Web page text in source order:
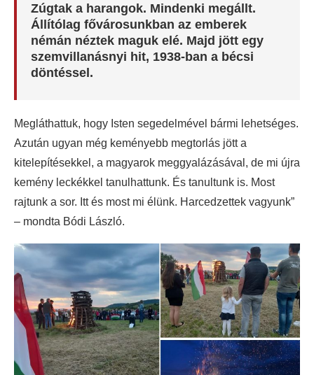
Zúgtak a harangok. Mindenki megállt.
Állítólag fővárosunkban az emberek
némán néztek maguk elé. Majd jött egy
szemvillanásnyi hit, 1938-ban a bécsi
döntéssel.
Megláthattuk, hogy Isten segedelmével bármi lehetséges.
Azután ugyan még keményebb megtorlás jött a
kitelepítésekkel, a magyarok meggyalázásával, de mi újra
kemény leckékkel tanulhattunk. És tanultunk is. Most
rajtunk a sor. Itt és most mi élünk. Harcedzettek vagyunk”
– mondta Bódi László.